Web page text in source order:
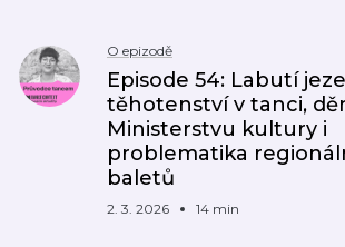
O epizodě
Episode 54: Labutí
těhotenství v tanci,
Ministerstvu kultury i
problematika
baletů
2. 3. 2026 14 min